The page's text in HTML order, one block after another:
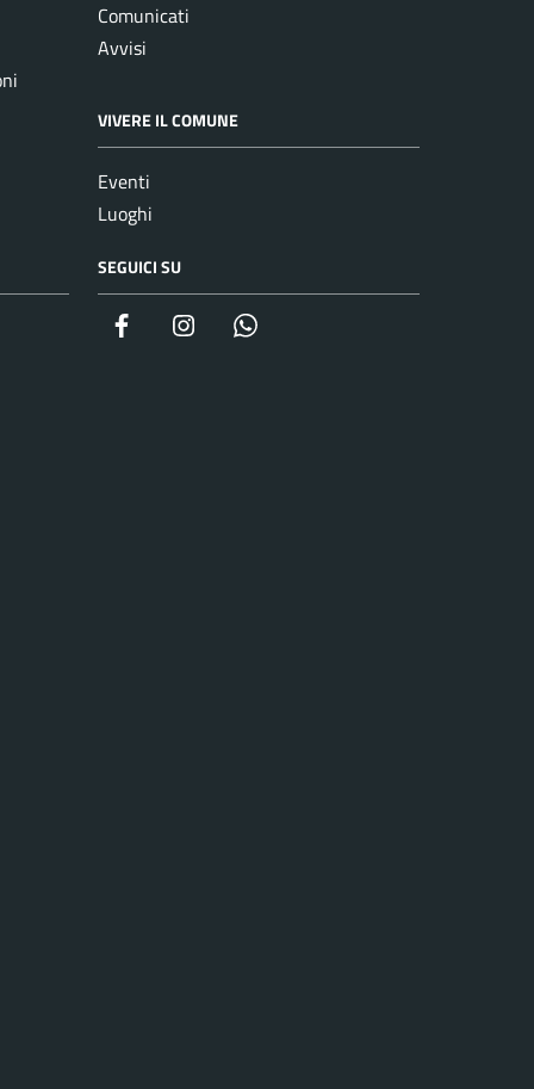
Comunicati
Avvisi
VIVERE IL COMUNE
Eventi
Luoghi
SEGUICI SU
Facebook Instagram